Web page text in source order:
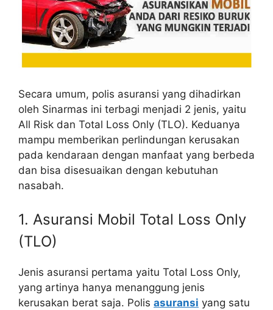
Secara umum, polis asuransi yang dihadirkan
oleh Sinarmas ini terbagi menjadi 2 jenis, yaitu
All Risk dan Total Loss Only (TLO). Keduanya
mampu memberikan perlindungan kerusakan
pada kendaraan dengan manfaat yang berbeda
dan bisa disesuaikan dengan kebutuhan
nasabah.
1. Asuransi Mobil Total Loss Only
(TLO)
Jenis asuransi pertama yaitu Total Loss Only,
yang artinya hanya menanggung jenis
kerusakan berat saja. Polis asuransi yang satu